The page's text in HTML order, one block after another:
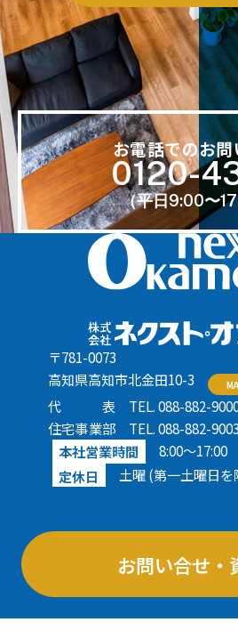
お電話でのお問
0120-
（平日9:00〜
〒781-0073
高知県高知市北金田10-3
代表 TEL. 088-882-
住宅事業部
TEL. 088-882-9003
本社営業時間
8:00〜17:00
定休日
土曜 (第一土曜日
お問い合せ・